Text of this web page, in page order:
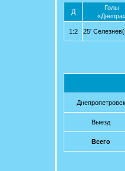
Д
Голы
1:2 25'
Днепропетровск
Выезд
Всего